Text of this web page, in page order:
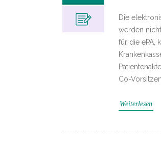
Die
werden
für die ePA,
Co-
Weiterlesen